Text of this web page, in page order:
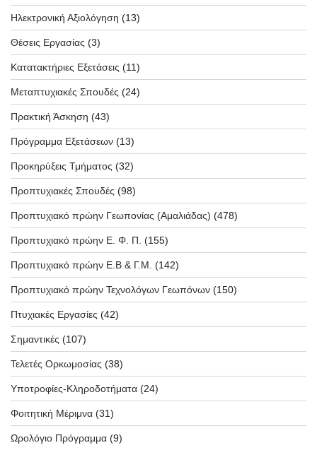
Ηλεκτρονική Αξιολόγηση (13)
Θέσεις Εργασίας (3)
Κατατακτήριες Εξετάσεις (11)
Μεταπτυχιακές Σπουδές (24)
Πρακτική Άσκηση (43)
Πρόγραμμα Εξετάσεων (13)
Προκηρύξεις Τμήματος (32)
Προπτυχιακές Σπουδές (98)
Προπτυχιακό πρώην Γεωπονίας (Αμαλιάδας) (478)
Προπτυχιακό πρώην Ε. Φ. Π. (155)
Προπτυχιακό πρώην Ε.Β & Γ.Μ. (142)
Προπτυχιακό πρώην Τεχνολόγων Γεωπόνων (150)
Πτυχιακές Εργασίες (42)
Σημαντικές (107)
Τελετές Ορκωμοσίας (38)
Υποτροφίες-Κληροδοτήματα (24)
Φοιτητική Μέριμνα (31)
Ωρολόγιο Πρόγραμμα (9)